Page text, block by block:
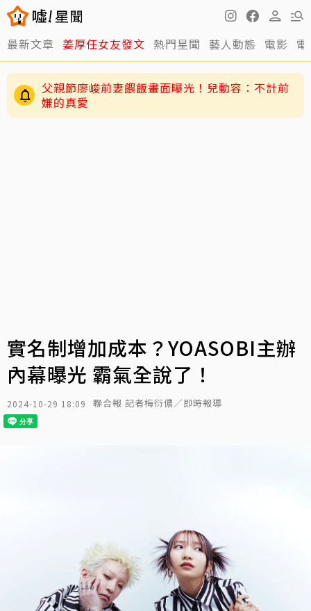
最新文章 姜厚任女友發文 熱門星聞 藝人動態 電影
父親節廖峻前妻餵飯畫面曝光！兒動容：不計前
嫌的真愛
實名制增加成本？YOASOBI主辦
內幕曝光 霸氣全說了！
2024-10-29 18:09 聯合報 記者梅衍儂／即時報導